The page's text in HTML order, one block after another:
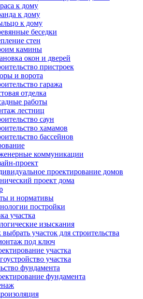
к дому
к дому
к дому
беседки
стен
камины
окон и дверей
пристроек
и ворота
гаража
отделка
работы
лестниц
саун
хамамов
бассейнов
коммуникации
проект
проектирование домов
проект дома
и нормативы
постройки
участка
изыскания
участок для строительства
под ключ
участка
участка
фундамента
фундамента